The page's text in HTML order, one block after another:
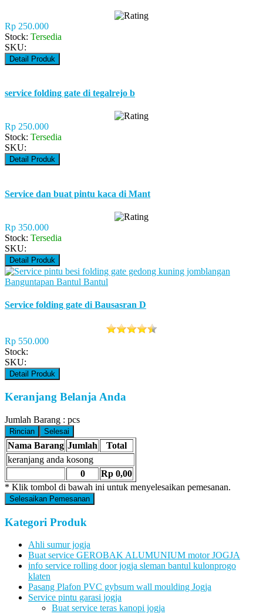
Rp 250.000
Stock: Tersedia
SKU:
Detail Produk
service folding gate di tegalrejo b
Rp 250.000
Stock: Tersedia
SKU:
Detail Produk
Service dan buat pintu kaca di Mant
Rp 350.000
Stock: Tersedia
SKU:
Detail Produk
Service folding gate di Bausasran D
Rp 550.000
Stock:
SKU:
Detail Produk
Keranjang Belanja Anda
Jumlah Barang : pcs
Rincian Selesai
Nama Barang Jumlah Total
0 Rp 0,00
keranjang anda kosong
* Klik tombol di bawah ini untuk menyelesaikan pemesanan.
Selesaikan Pemesanan
Kategori Produk
Ahli sumur jogja
Buat service GEROBAK ALUMUNIUM motor JOGJA
info service rolling door jogja sleman bantul kulonprogo
klaten
Pasang Plafon PVC gybsum wall moulding Jogja
Service pintu garasi jogja
Buat service teras kanopi jogja